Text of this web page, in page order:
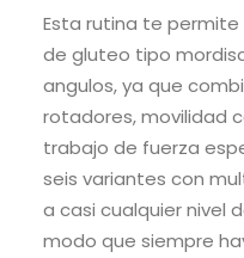
Esta rutina te
de gluteo tipo
angulos, ya que
rotadores, movilidad
trabajo de fuerza
seis variantes con
a casi cualquier nivel
modo que siempre